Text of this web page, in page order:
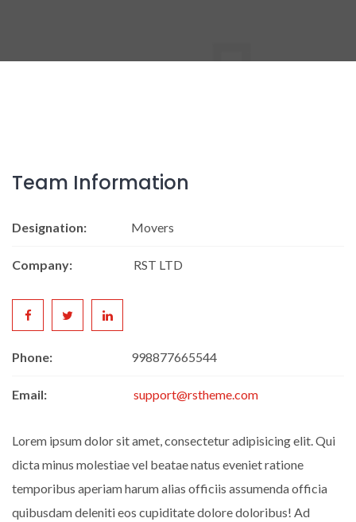
Team Information
Designation: Movers
Company: RST LTD
Phone: 998877665544
Email: support@rstheme.com
Lorem ipsum dolor sit amet, consectetur adipisicing elit. Qui
dicta minus molestiae vel beatae natus eveniet ratione
temporibus aperiam harum alias officiis assumenda officia
quibusdam deleniti eos cupiditate dolore doloribus! Ad